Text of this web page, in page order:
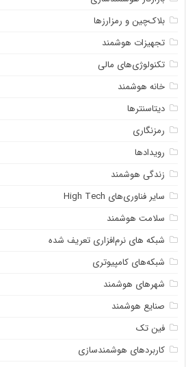
بلاک‌چین و رمزارزها
تجهیزات هوشمند
تکنولوژی‌های مالی
خانه هوشمند
دیتاسنترها
رمزنگاری
رویدادها
زندگی هوشمند
سایر فناوری‌های High Tech
سلامت هوشمند
شبکه ‌های نرم‌افزاری تعریف شده
شبکه‌های کامپیوتری
شهرهای هوشمند
صنایع هوشمند
فین تک
کاربردهای هوشمندسازی